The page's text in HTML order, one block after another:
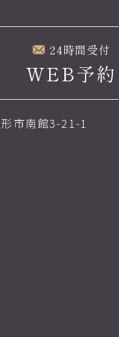
24時間受付
WEB予約
市南館3-21-1